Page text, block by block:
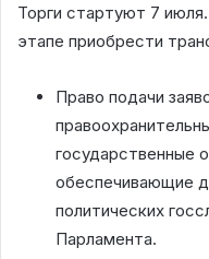
Торги стартуют 7
этапе приобрести
Право подачи
государственные
обеспечивающие
политических
Парламента.